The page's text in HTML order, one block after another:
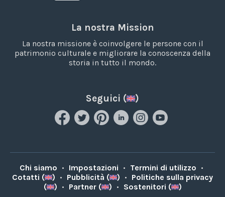
La nostra Mission
La nostra missione è coinvolgere le persone con il
patrimonio culturale e migliorare la conoscenza della
storia in tutto il mondo.
Seguici ( )
Chi siamo • Impostazioni • Termini di utilizzo •
Cotatti (
) • Pubblicità ( ) • Politiche sulla privacy
(
) • Partner ( ) • Sostenitori ( )